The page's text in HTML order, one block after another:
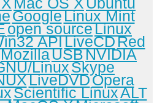
GoogleLinux Mint
open sourceLinux
APILiveCDRed
MozillaUSBNVIDIA
LinuxSkype
LiveDVDOpera
Scientific LinuxALT